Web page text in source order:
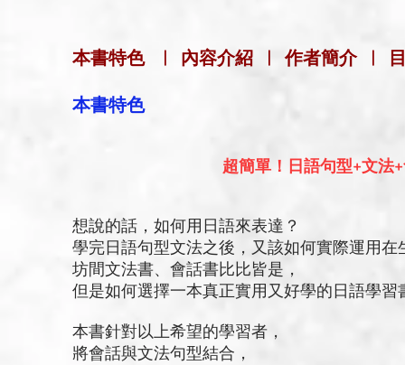
本書特色 | 內容介紹 |作者簡介 |
本書特色
超簡單！日語句型+文法
想說的話，如何用日語來表達？
學完日語句型文法之後，又該如何實際運用在
坊間文法書、會話書比比皆是，
但是如何選擇一本真正實用又好學的日語學
本書針對以上希望的學習者，
將會話與文法句型結合，